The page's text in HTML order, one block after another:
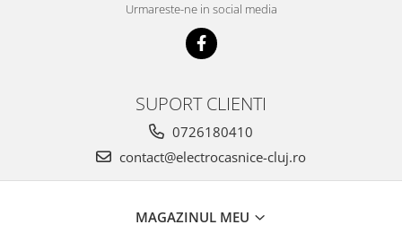
Urmareste-ne in social media
SUPORT CLIENTI
0726180410
contact@electrocasnice-cluj.ro
MAGAZINUL MEU